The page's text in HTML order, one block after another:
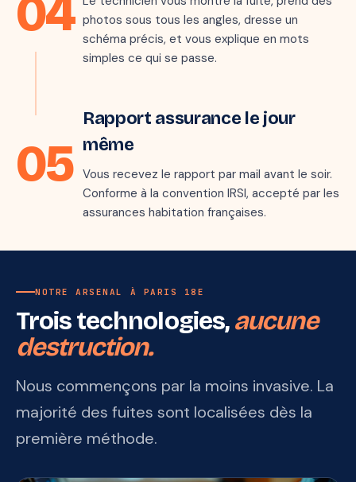
04 photos sous tous les angles, dresse un
schéma précis, et vous explique en mots
simples ce qui se passe.
Durée :
1 h 47
Localisation :
Joint PER lavabo
✓ Validé avec le client
05
Rapport assurance le jour
même
Vous recevez le rapport par mail avant le soir.
Conforme à la convention IRSI, accepté par les
assurances habitation françaises.
mark_email_read
NOTRE ARSENAL À PARIS 18E
Trois technologies,aucune
destruction.
Nous commençons par la moins invasive. La
majorité des fuites sont localisées dès la
première méthode.